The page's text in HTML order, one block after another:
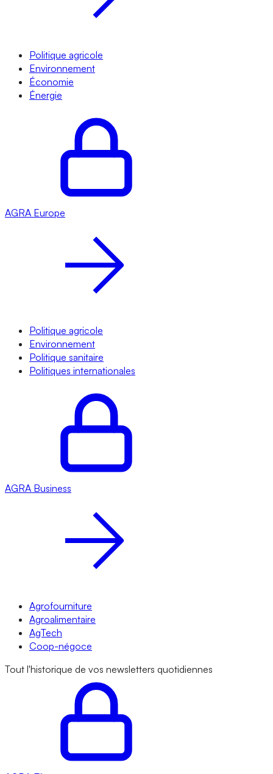
Politique agricole
Environnement
Économie
Énergie
AGRA Europe
Politique agricole
Environnement
Politique sanitaire
Politiques internationales
AGRA Business
Agrofourniture
Agroalimentaire
AgTech
Coop-négoce
Tout l'historique de vos newsletters quotidiennes